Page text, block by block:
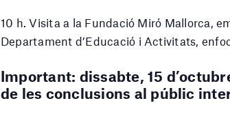
10 h. Visita a la Fundació Miró Mallorca,
Departament d’Educació i Activitats,
Important: dissabte, 15
de les conclusions al públic